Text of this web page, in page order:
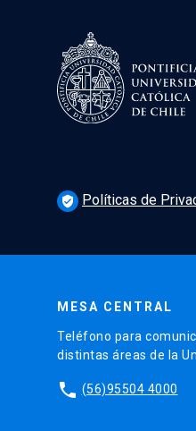
verified_user Políticas de
MESA CENTRAL
Teléfono para
distintas áreas de la
phone (56)95504 4000